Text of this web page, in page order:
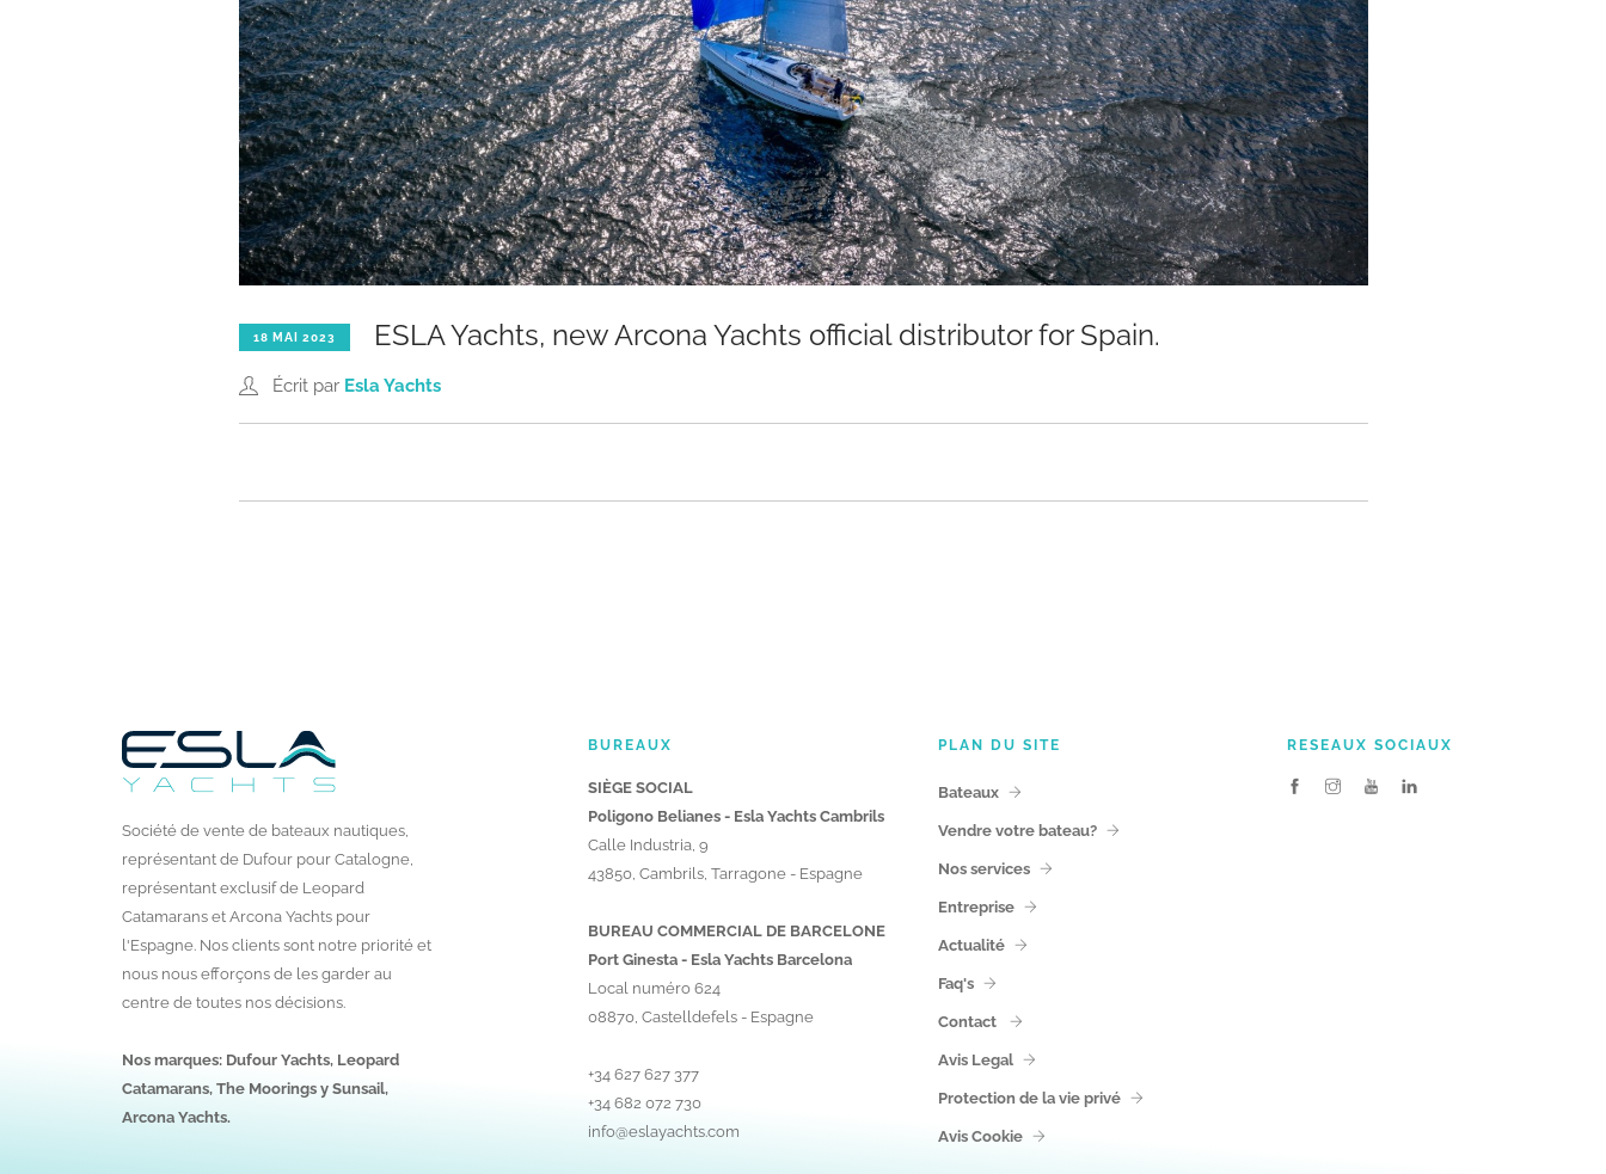
18 MAI 2023 ESLA Yachts, new Arcona Yachts official distributor for Spain.
Écrit par Esla Yachts
Société de vente de bateaux nautiques,
représentant de Dufour pour Catalogne,
représentant exclusif de Leopard
Catamarans et Arcona Yachts pour
l'Espagne. Nos clients sont notre priorité et
nous nous efforçons de les garder au
centre de toutes nos décisions.
Nos marques: Dufour Yachts, Leopard
Catamarans, The Moorings y Sunsail,
Arcona Yachts.
BUREAUX
SIÈGE SOCIAL
Poligono Belianes - Esla Yachts Cambrils
Calle Industria, 9
43850, Cambrils, Tarragone - Espagne
BUREAU COMMERCIAL DE BARCELONE
Port Ginesta - Esla Yachts Barcelona
Local numéro 624
08870, Castelldefels - Espagne
+34 627 627 377
+34 682 072 730
info@eslayachts.com
PLAN DU SITE
Bateaux
Vendre votre bateau?
Nos services
Entreprise
Actualité
Faq's
Contact
Avis Legal
Protection de la vie privé
Avis Cookie
RESEAUX SOCIAUX